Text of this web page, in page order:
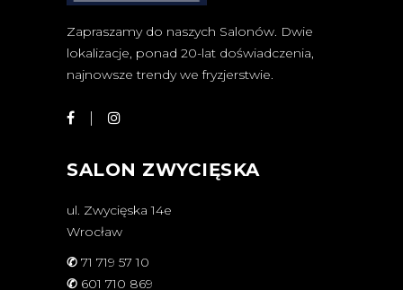
Zapraszamy do naszych Salonów. Dwie
lokalizacje, ponad 20-lat doświadczenia,
najnowsze trendy we fryzjerstwie.
SALON ZWYCIĘSKA
ul. Zwycięska 14e
Wrocław
✆ 71 719 57 10
✆ 601 710 869